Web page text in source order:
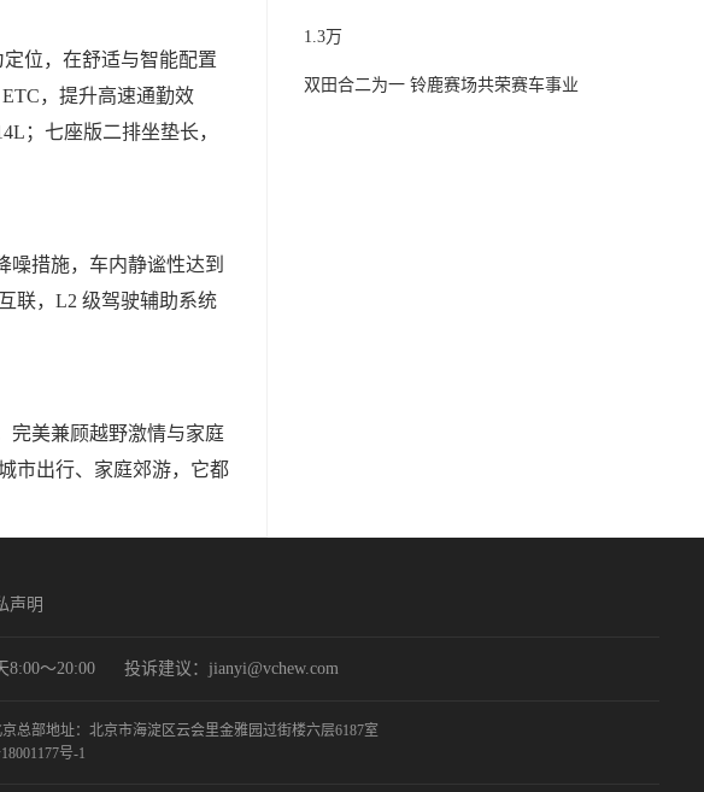
位，在舒适与智能配置
，提升高速通勤效
；七座版二排坐垫长，
噪措施，车内静谧性达到
联，L2 级驾驶辅助系统
完美兼顾越野激情与家庭
市出行、家庭郊游，它都
1.3万
双田合二为一 铃鹿赛场共荣赛车事业
声明
8:00～20:00 投诉建议：jianyi@vchew.com
京总部地址：北京市海淀区云会里金雅园过街楼六层6187室
号-1